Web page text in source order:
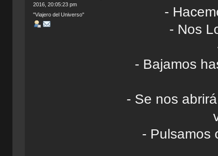
2016, 20:05:23 pm
"Viajero del Universo"
-
- Nos
- Bajamos
- Se nos
- Pulsamos